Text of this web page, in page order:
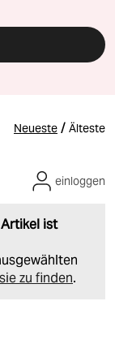
Neueste / Älteste
ist
zu finden.
einloggen